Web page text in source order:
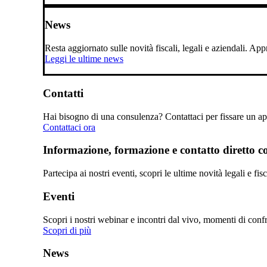
News
Resta aggiornato sulle novità fiscali, legali e aziendali.
Leggi le ultime news
Contatti
Hai bisogno di una consulenza? Contattaci per fissare un
Contattaci ora
Informazione, formazione e contatto diretto
Partecipa ai nostri eventi, scopri le ultime novità legali e
Eventi
Scopri i nostri webinar e incontri dal vivo, momenti di
Scopri di più
News